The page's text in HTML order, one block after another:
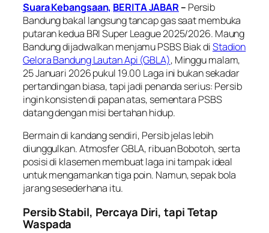
Suara Kebangsaan, BERITA JABAR – Persib
Bandung bakal langsung tancap gas saat membuka
putaran kedua BRI Super League 2025/2026. Maung
Bandung dijadwalkan menjamu PSBS Biak diStadion
Gelora Bandung Lautan Api (GBLA), Minggu malam,
25 Januari 2026 pukul 19.00 Laga ini bukan sekadar
pertandingan biasa, tapi jadi penanda serius: Persib
ingin konsisten di papan atas, sementara PSBS
datang dengan misi bertahan hidup.
Bermain di kandang sendiri, Persib jelas lebih
diunggulkan. Atmosfer GBLA, ribuan Bobotoh, serta
posisi di klasemen membuat laga ini tampak ideal
untuk mengamankan tiga poin. Namun, sepak bola
jarang sesederhana itu.
Persib Stabil, Percaya Diri, tapi Tetap
Waspada